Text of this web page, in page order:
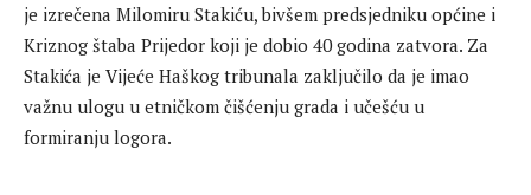
je izrečena Milomiru Stakiću, bivšem predsjedniku općine i
Kriznog štaba Prijedor koji je dobio 40 godina zatvora. Za
Stakića je Vijeće Haškog tribunala zaključilo da je imao
važnu ulogu u etničkom čišćenju grada i učešću u
formiranju logora.